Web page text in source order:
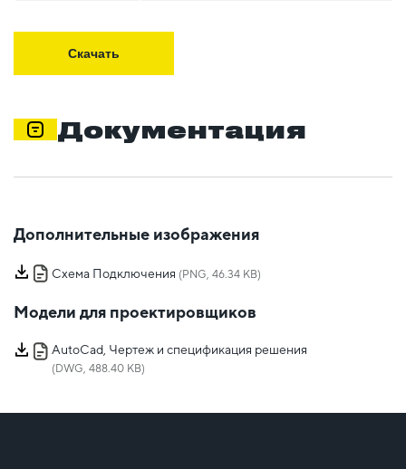
Скачать
Документация
Дополнительные изображения
Схема Подключения (PNG, 46.34 KB)
Модели для проектировщиков
AutoCad, Чертеж и спецификация решения
(DWG, 488.40 KB)